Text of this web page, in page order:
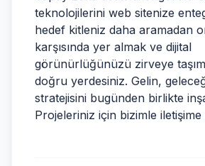
teknolojilerini web sitenize
hedef kitleniz daha aramadan
karşısında yer almak ve dijital
görünürlüğünüzü zirveye
doğru yerdesiniz. Gelin,
stratejisini bugünden birlikte
Projeleriniz için bizimle iletişime